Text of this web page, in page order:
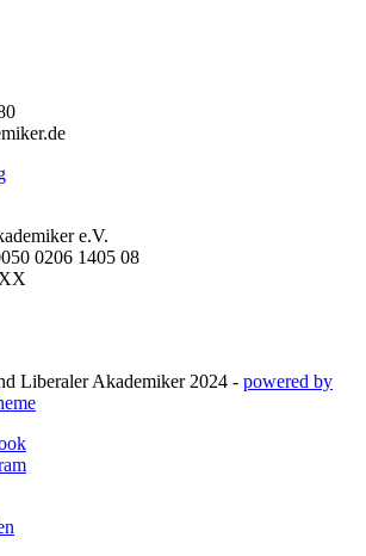
e.V.
0206 1405 08
Liberaler Akademiker 2024 - powered by